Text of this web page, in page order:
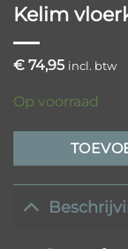
Kelim
€ 74,95 incl. btw
Op voorraad